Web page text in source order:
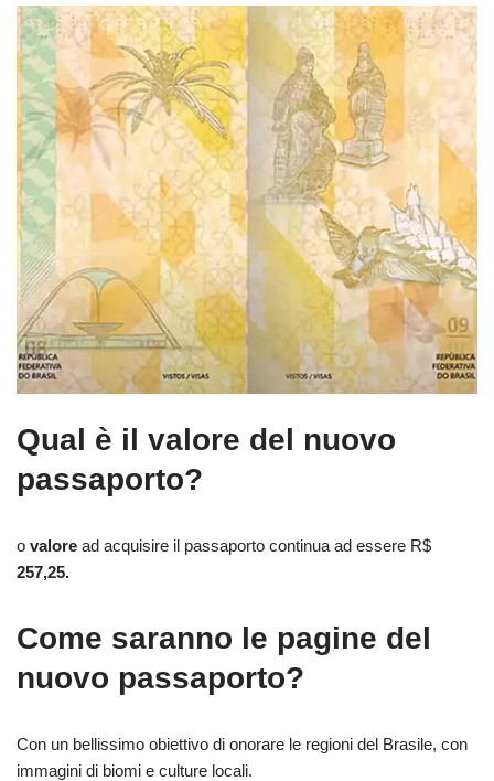
Qual è il valore del nuovo
passaporto?
o valore ad acquisire il passaporto continua ad essere R$
257,25.
Come saranno le pagine del
nuovo passaporto?
Con un bellissimo obiettivo di onorare le regioni del Brasile, con
immagini di biomi e culture locali.